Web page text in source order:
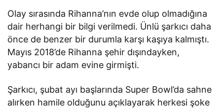
Olay sırasında Rihanna’nın evde olup olmadığına
dair herhangi bir bilgi verilmedi. Ünlü şarkıcı daha
önce de benzer bir durumla karşı kaşıya kalmıştı.
Mayıs 2018’de Rihanna şehir dışındayken,
yabancı bir adam evine girmişti.
Şarkıcı, şubat ayı başlarında Super Bowl’da sahne
alırken hamile olduğunu açıklayarak herkesi şoke